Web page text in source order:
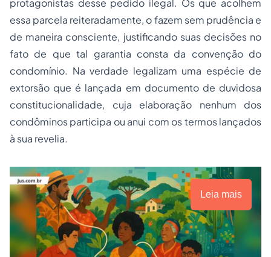
protagonistas desse pedido ilegal. Os que acolhem
essa parcela reiteradamente, o fazem sem prudência e
de maneira consciente, justificando suas decisões no
fato de que tal garantia consta da convenção do
condomínio. Na verdade legalizam uma espécie de
extorsão que é lançada em documento de duvidosa
constitucionalidade, cuja elaboração nenhum dos
condôminos participa ou anui com os termos lançados
à sua revelia.
Leia mais